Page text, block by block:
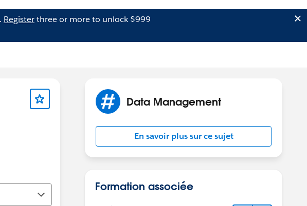
Registerthree or more to unlock $999
Data Management
En savoir plus sur ce sujet
Formation associée